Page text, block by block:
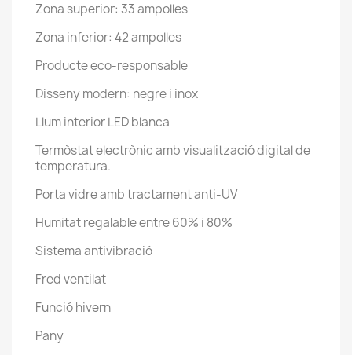
Zona superior: 33 ampolles
Zona inferior: 42 ampolles
Producte eco-responsable
Disseny modern: negre i inox
Llum interior LED blanca
Termòstat electrònic amb visualització digital de
temperatura.
Porta vidre amb tractament anti-UV
Humitat regalable entre 60% i 80%
Sistema antivibració
Fred ventilat
Funció hivern
Pany